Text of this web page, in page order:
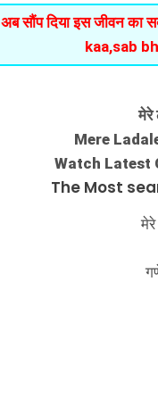
अब सौंप दिया इस जीवन का
kaa,sab
मेरे
Mere
Watch Latest
The Most
मेरे